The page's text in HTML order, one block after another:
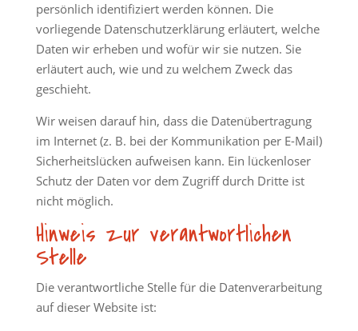
persönlich identifiziert werden können. Die
vorliegende Datenschutzerklärung erläutert, welche
Daten wir erheben und wofür wir sie nutzen. Sie
erläutert auch, wie und zu welchem Zweck das
geschieht.
Wir weisen darauf hin, dass die Datenübertragung
im Internet (z. B. bei der Kommunikation per E-Mail)
Sicherheitslücken aufweisen kann. Ein lückenloser
Schutz der Daten vor dem Zugriff durch Dritte ist
nicht möglich.
Hinweis zur verantwortlichen
Stelle
Die verantwortliche Stelle für die Datenverarbeitung
auf dieser Website ist: